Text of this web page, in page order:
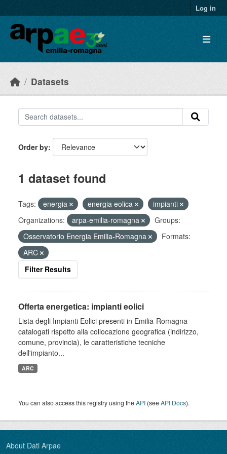
Log in
Datasets
Order by
1 dataset found
Tags: energia energia eolica
impianti
Organizations:
arpa-emilia-romagna
Groups:
Osservatorio Energia Emilia-Romagna
Formats:
ARC
Filter Results
Offerta energetica: impianti eolici
Lista degli Impianti Eolici presenti in Emilia-Romagna
catalogati rispetto alla collocazione geografica (indirizzo,
comune, provincia), le caratteristiche tecniche
dell'impianto...
ARC
You can also access this registry using theAPI (seeAPI Docs).
About Dati Arpae